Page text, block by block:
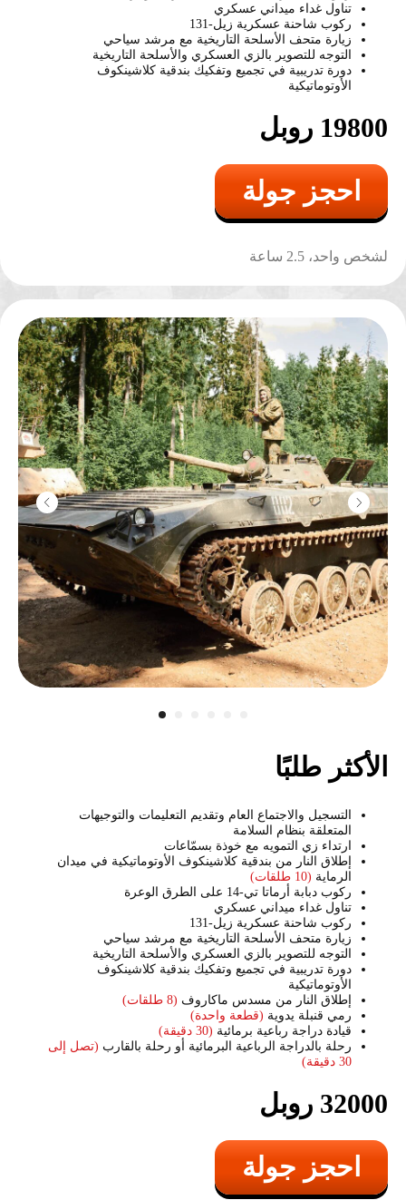
تناول غداء ميداني عسكري
ركوب شاحنة عسكرية زيل-131
زيارة متحف الأسلحة التاريخية مع مرشد سياحي
التوجه للتصوير بالزي العسكري والأسلحة التاريخية
دورة تدريبية في تجميع وتفكيك بندقية كلاشينكوف
الأوتوماتيكية
19800 روبل
احجز جولة
لشخص واحد، 2.5 ساعة
الأكثر طلبًا
التسجيل والاجتماع العام وتقديم التعليمات والتوجيهات
المتعلقة بنظام السلامة
ارتداء زي التمويه مع خوذة بسمّاعات
إطلاق النار من بندقية كلاشينكوف الأوتوماتيكية في ميدان
الرماية (10 طلقات)
ركوب دبابة أرماتا تي-14 على الطرق الوعرة
تناول غداء ميداني عسكري
ركوب شاحنة عسكرية زيل-131
زيارة متحف الأسلحة التاريخية مع مرشد سياحي
التوجه للتصوير بالزي العسكري والأسلحة التاريخية
دورة تدريبية في تجميع وتفكيك بندقية كلاشينكوف
الأوتوماتيكية
إطلاق النار من مسدس ماكاروف (8 طلقات)
رمي قنبلة يدوية (قطعة واحدة)
قيادة دراجة رباعية برمائية (30 دقيقة)
رحلة بالدراجة الرباعية البرمائية أو رحلة بالقارب (تصل إلى
30 دقيقة)
32000 روبل
احجز جولة